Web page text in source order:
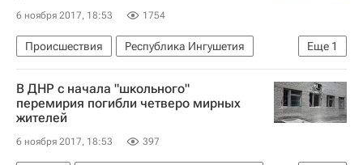
6 ноября 2017, 18:53 1754
Еще 1
Происшествия
Республика Ингушетия
Юнус-Бек Евкуров
В ДНР с начала "школьного"
перемирия погибли четверо мирных
жителей
6 ноября 2017, 18:53 397